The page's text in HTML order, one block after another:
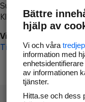
Surfa till
Klicka påTillbaka-
Vi beklagar besväret!
Till startsidan
Bättre
hjälp av
Vi och våra
information med
av informationen
tjänster.
Hitta.se och dess